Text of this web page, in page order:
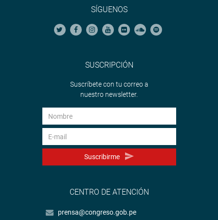
SÍGUENOS
SUSCRIPCIÓN
Suscríbete con tu correo a
nuestro newsletter.
Suscribirme
CENTRO DE ATENCIÓN
prensa@congreso.gob.pe